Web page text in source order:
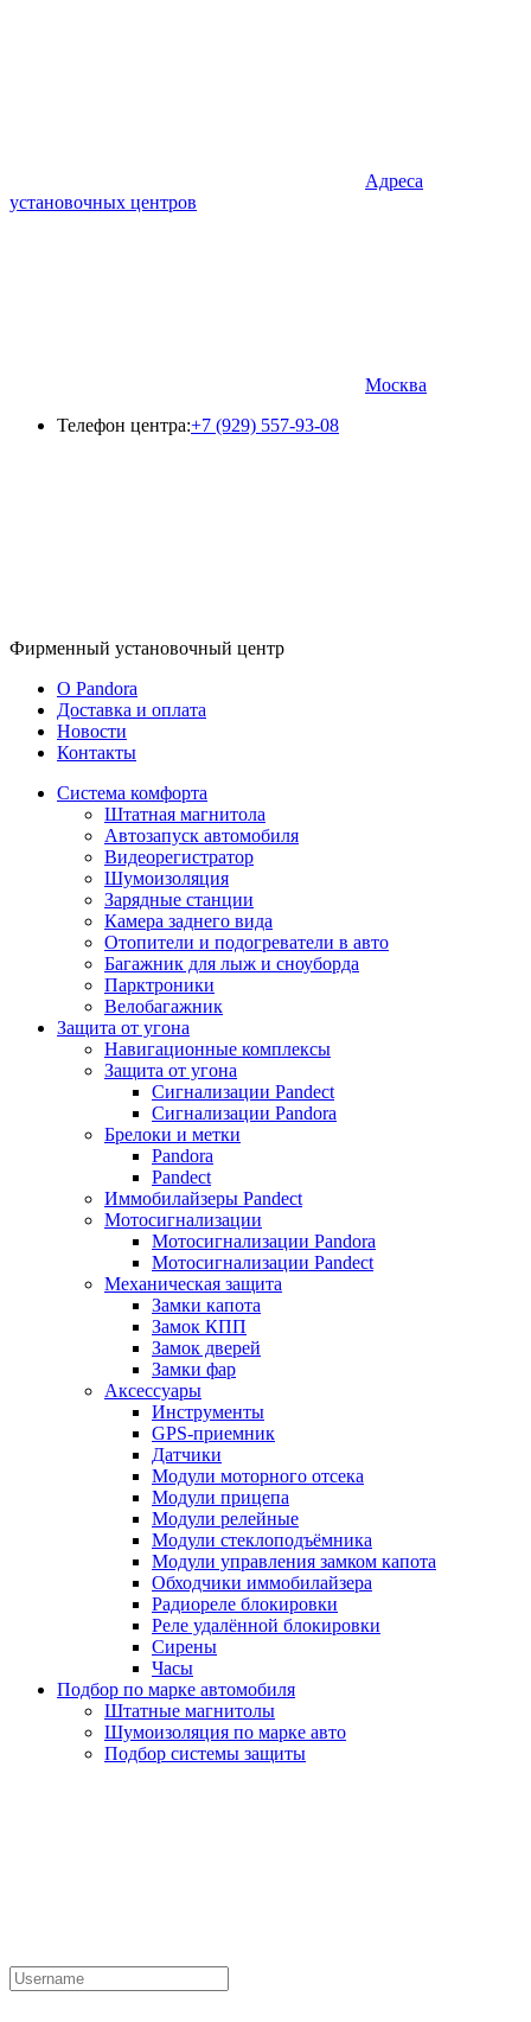
Адреса
установочных центров
Москва
Телефон центра:+7 (929) 557-93-08
Фирменный установочный центр
O Pandora
Доставка и оплата
Новости
Контакты
Система комфорта
Штатная магнитола
Автозапуск автомобиля
Видеорегистратор
Шумоизоляция
Зарядные станции
Камера заднего вида
Отопители и подогреватели в авто
Багажник для лыж и сноуборда
Парктроники
Велобагажник
Защита от угона
Навигационные комплексы
Защита от угона
Сигнализации Pandect
Сигнализации Pandora
Брелоки и метки
Pandora
Pandect
Иммобилайзеры Pandect
Мотосигнализации
Мотосигнализации Pandora
Мотосигнализации Pandect
Механическая защита
Замки капота
Замок КПП
Замок дверей
Замки фар
Аксессуары
Инструменты
GPS-приемник
Датчики
Модули моторного отсека
Модули прицепа
Модули релейные
Модули стеклоподъёмника
Модули управления замком капота
Обходчики иммобилайзера
Радиореле блокировки
Реле удалённой блокировки
Сирены
Часы
Подбор по марке автомобиля
Штатные магнитолы
Шумоизоляция по марке авто
Подбор системы защиты